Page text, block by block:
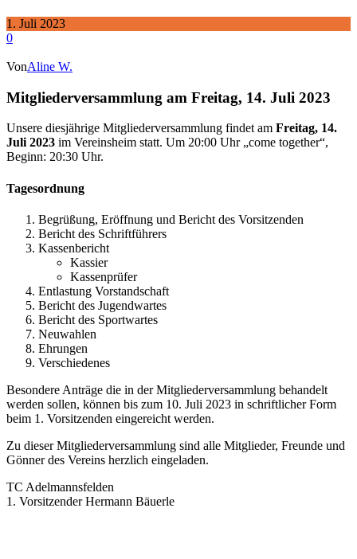
1. Juli 2023
0
VonAline W.
Mitgliederversammlung am Freitag, 14. Juli 2023
Unsere diesjährige Mitgliederversammlung findet am Freitag, 14.
Juli 2023 im Vereinsheim statt. Um 20:00 Uhr „come together“,
Beginn: 20:30 Uhr.
Tagesordnung
Begrüßung, Eröffnung und Bericht des Vorsitzenden
Bericht des Schriftführers
Kassenbericht
Kassier
Kassenprüfer
Entlastung Vorstandschaft
Bericht des Jugendwartes
Bericht des Sportwartes
Neuwahlen
Ehrungen
Verschiedenes
Besondere Anträge die in der Mitgliederversammlung behandelt
werden sollen, können bis zum 10. Juli 2023 in schriftlicher Form
beim 1. Vorsitzenden eingereicht werden.
Zu dieser Mitgliederversammlung sind alle Mitglieder, Freunde und
Gönner des Vereins herzlich eingeladen.
TC Adelmannsfelden
1. Vorsitzender Hermann Bäuerle